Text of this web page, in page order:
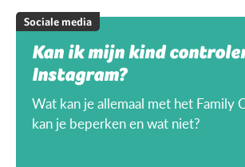
Sociale media
Kan ik mijn kind
Instagram?
Wat kan je allemaal met het Family
kan je beperken en wat niet?